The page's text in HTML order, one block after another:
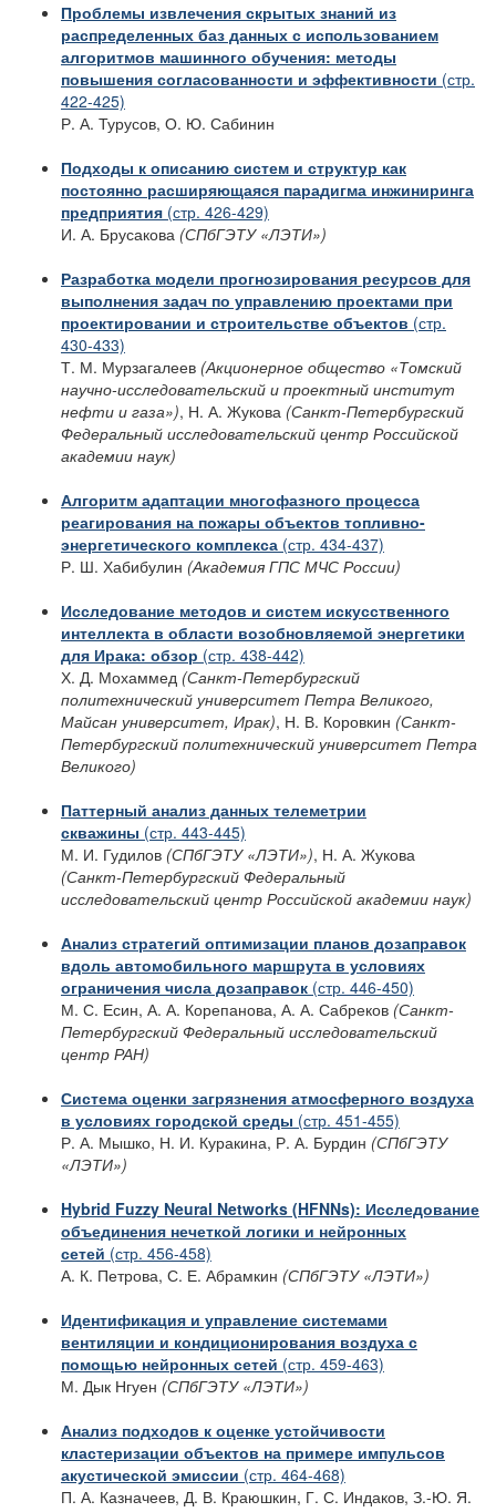
Проблемы извлечения скрытых знаний из
распределенных баз данных с использованием
алгоритмов машинного обучения: методы
повышения согласованности и эффективности (стр.
422-425)
Р. А. Турусов, О. Ю. Сабинин
Подходы к описанию систем и структур как
постоянно расширяющаяся парадигма инжиниринга
предприятия (стр. 426-429)
И. А. Брусакова (СПбГЭТУ «ЛЭТИ»)
Разработка модели прогнозирования ресурсов для
выполнения задач по управлению проектами при
проектировании и строительстве объектов (стр.
430-433)
Т. М. Мурзагалеев (Акционерное общество «Томский
научно-исследовательский и проектный институт
нефти и газа»), Н. А. Жукова (Санкт-Петербургский
Федеральный исследовательский центр Российской
академии наук)
Алгоритм адаптации многофазного процесса
реагирования на пожары объектов топливно-
энергетического комплекса (стр. 434-437)
Р. Ш. Хабибулин (Академия ГПС МЧС России)
Исследование методов и систем искусственного
интеллекта в области возобновляемой энергетики
для Ирака: обзор (стр. 438-442)
Х. Д. Мохаммед (Санкт-Петербургский
политехнический университет Петра Великого,
Майсан университет, Ирак), Н. В. Коровкин (Санкт-
Петербургский политехнический университет Петра
Великого)
Паттерный анализ данных телеметрии
скважины (стр. 443-445)
М. И. Гудилов (СПбГЭТУ «ЛЭТИ»), Н. А. Жукова
(Санкт-Петербургский Федеральный
исследовательский центр Российской академии наук)
Анализ стратегий оптимизации планов дозаправок
вдоль автомобильного маршрута в условиях
ограничения числа дозаправок (стр. 446-450)
М. С. Есин, А. А. Корепанова, А. А. Сабреков (Санкт-
Петербургский Федеральный исследовательский
центр РАН)
Система оценки загрязнения атмосферного воздуха
в условиях городской среды (стр. 451-455)
Р. А. Мышко, Н. И. Куракина, Р. А. Бурдин (СПбГЭТУ
«ЛЭТИ»)
Hybrid Fuzzy Neural Networks (HFNNs): Исследование
объединения нечеткой логики и нейронных
сетей (стр. 456-458)
А. К. Петрова, С. Е. Абрамкин (СПбГЭТУ «ЛЭТИ»)
Идентификация и управление системами
вентиляции и кондиционирования воздуха с
помощью нейронных сетей (стр. 459-463)
М. Дык Нгуен (СПбГЭТУ «ЛЭТИ»)
Анализ подходов к оценке устойчивости
кластеризации объектов на примере импульсов
акустической эмиссии (стр. 464-468)
П. А. Казначеев, Д. В. Краюшкин, Г. С. Индаков, З.-Ю. Я.